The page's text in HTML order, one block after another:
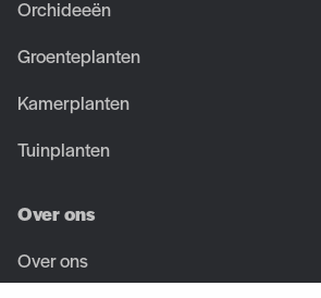
Orchideeën
Groenteplanten
Kamerplanten
Tuinplanten
Over ons
Over ons